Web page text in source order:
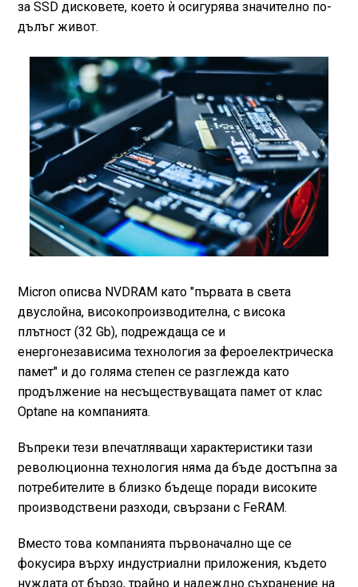
за SSD дисковете, което ѝ осигурява значително по-
дълъг живот.
Micron описва NVDRAM като "първата в света
двуслойна, високопроизводителна, с висока
плътност (32 Gb), подреждаща се и
енергонезависима технология за фероелектрическа
памет" и до голяма степен се разглежда като
продължение на несъществуващата памет от клас
Optane на компанията.
Въпреки тези впечатляващи характеристики тази
революционна технология няма да бъде достъпна за
потребителите в близко бъдеще поради високите
производствени разходи, свързани с FeRAM.
Вместо това компанията първоначално ще се
фокусира върху индустриални приложения, където
нуждата от бързо, трайно и надеждно съхранение на